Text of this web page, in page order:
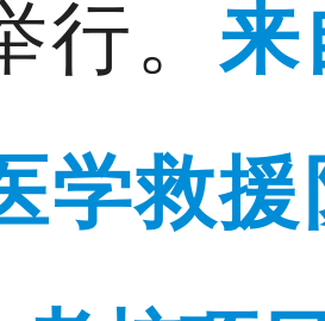
。 来
学救